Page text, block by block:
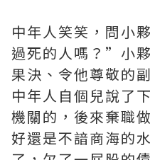
中年人笑笑，問小
過死的人嗎？”小
果決、令他尊敬的
中年人自個兒說了
機關的，後來棄職
好還是不諳商海的